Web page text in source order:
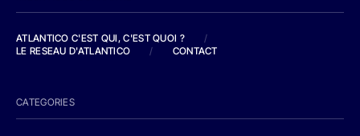
ATLANTICO C'EST QUI, C'EST QUOI ?
/
LE RESEAU D'ATLANTICO
/ CONTACT
CATEGORIES